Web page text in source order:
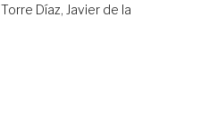
Torre Díaz, Javier de la